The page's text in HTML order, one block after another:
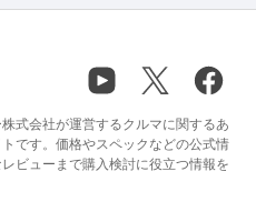
式会社が運営するクルマに関するあ
です。価格やスペックなどの公式情
ビューまで購入検討に役立つ情報を